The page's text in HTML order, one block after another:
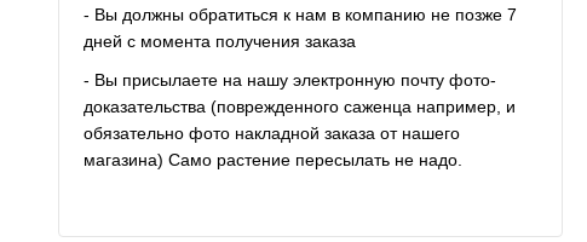
- Вы должны обратиться к нам в компанию не позже 7
дней с момента получения заказа
- Вы присылаете на нашу электронную почту фото-
доказательства (поврежденного саженца например, и
обязательно фото накладной заказа от нашего
магазина) Само растение пересылать не надо.